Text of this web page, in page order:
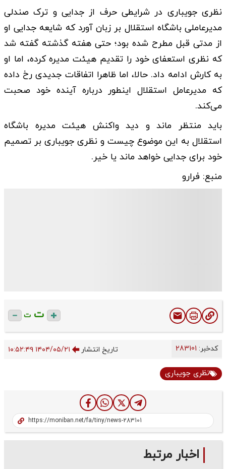
نظری جویباری در شرایطی حرف از جدایی و ترک صندلی
مدیرعاملی باشگاه استقلال بر زبان آورد که شایعه جدایی او
از مدتی قبل مطرح شده بود؛ حتی هفته گذشته گفته شد
که نظری استعفای خود را تقدیم هیئت مدیره کرده، اما او
به کارش ادامه داد. حالا، اما ظاهرا اتفاقات جدیدی رخ داده
که مدیرعامل استقلال اینطور درباره آینده خود صحبت
می‌کند.
باید منتظر ماند و دید واکنش هیئت مدیره باشگاه
استقلال به این موضوع چیست و نظری جویباری بر تصمیم
خود برای جدایی خواهد ماند یا خیر.
منبع: فرارو
ت ت
کدخبر: تاریخ انتشار ۱۴۰۴/۰۵/۲۱ ۱۰:۵۲:۴۹
نظری جویباری
اخبار مرتبط